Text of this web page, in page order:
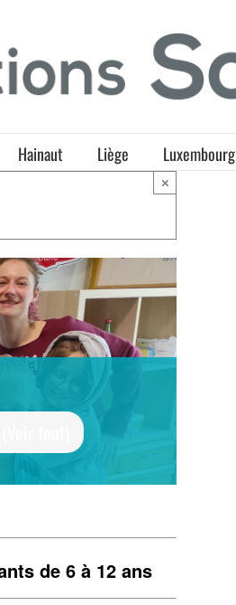
Hainaut Liège Luxembourg
×
de 6 à 12 ans